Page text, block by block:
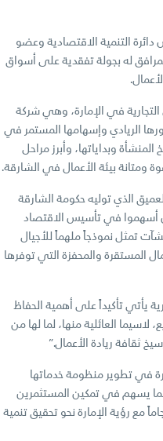
التنمية الاقتصادية وعضو
له بجولة تفقدية على أسواق
في الإمارة، وهي شركة
الريادي وإسهامها المستمر في
وبداياتها، وأبرز مراحل
ومتانة بيئة الأعمال في الشارقة.
الذي توليه حكومة الشارقة
أسهموا في تأسيس الاقتصاد
تمثل نموذجاً ملهماً للأجيال
المستقرة والمحفزة التي توفرها
يأتي تأكيداً على أهمية الحفاظ
لاسيما العائلية منها، لما لها من
ثقافة ريادة الأعمال.”
في تطوير منظومة خدماتها
بما يسهم في تمكين المستثمرين
مع رؤية الإمارة نحو تحقيق تنمية